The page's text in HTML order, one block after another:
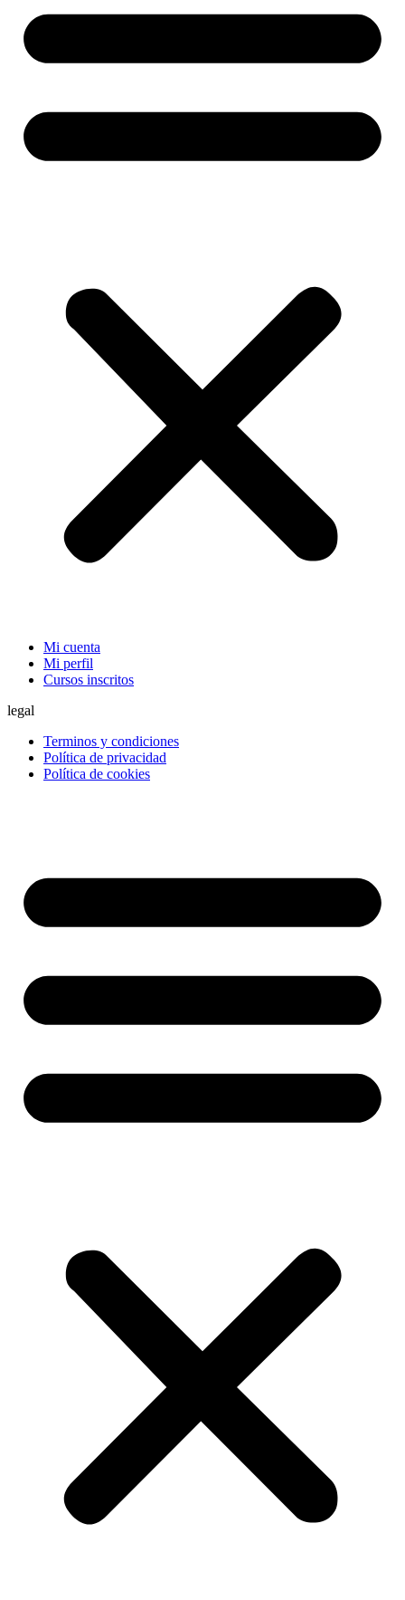
Mi cuenta
Mi perfil
Cursos inscritos
legal
Terminos y condiciones
Política de privacidad
Política de cookies